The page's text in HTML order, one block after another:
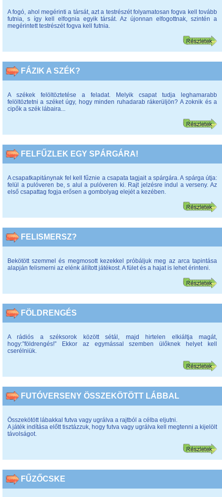
A fogó, ahol megérinti a társát, azt a testrészét folyamatosan fogva kell tovább
futnia, s így kell elfognia egyik társát. Az újonnan elfogottnak, szintén a
megérintett testrészét fogva kell futnia.
FÁZIK A SZÉK?
A székek felöltöztetése a feladat. Melyik csapat tudja leghamarabb
felöltöztetni a széket úgy, hogy minden ruhadarab rákerüljön? A zoknik és a
cipők a szék lábaira...
FELFŰZLEK EGY SPÁRGÁRA!
A csapatkapitánynak fel kell fűznie a csapata tagjait a spárgára. A spárga útja:
felül a pulóveren be, s alul a pulóveren ki. Rajt jelzésre indul a verseny. Az
első csapattag fogja erősen a gombolyag elejét a kezében.
FELISMERSZ?
Bekötött szemmel és megmosott kezekkel próbáljuk meg az arca tapintása
alapján felismerni az elénk állított játékost. A fület és a hajat is lehet érinteni.
FÖLDRENGÉS
A rádiós a széksorok között sétál, majd hirtelen elkiáltja magát,
hogy:”földrengés!” Ekkor az egymással szemben ülőknek helyet kell
cserélniük.
FUTÓVERSENY ÖSSZEKÖTÖTT LÁBBAL
Összekötött lábakkal futva vagy ugrálva a rajtból a célba eljutni.
A játék indítása előtt tisztázzuk, hogy futva vagy ugrálva kell megtenni a kijelölt
távolságot.
FŰZŐCSKE